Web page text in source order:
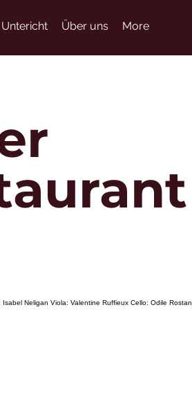
Untericht Über uns More
Isabel Neligan Viola: Valentine Ruffieux Cello: Odile Rostan